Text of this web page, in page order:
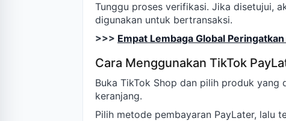
Tunggu proses verifikasi. Jika disetujui,
digunakan untuk bertransaksi.
>>> Empat Lembaga Global
Cara Menggunakan TikTok
Buka TikTok Shop dan pilih produk yang
keranjang.
Pilih metode pembayaran PayLater, lalu